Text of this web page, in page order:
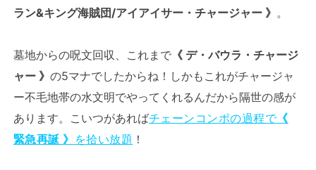
ラン&キング海賊団/アイアイサー・チャージャー 》 。
墓地からの呪文回収、これまで 《 デ・バウラ・チャージ
ャー 》 の5マナでしたからね！しかもこれがチャージャ
ー不毛地帯の水文明でやってくれるんだから隔世の感が
あります。こいつがあればチェーンコンボの過程で《
緊急再誕 》 を拾い放題 ！